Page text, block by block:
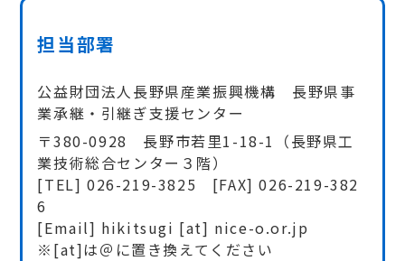
担当部署
公益財団法人長野県産業振興機構 長野県事
業承継・引継ぎ支援センター
〒380-0928 長野市若里1-18-1（長野県工
業技術総合センター３階）
[TEL] 026-219-3825 [FAX] 026-219-382
6
[Email] hikitsugi [at] nice-o.or.jp
※[at]は＠に置き換えてください